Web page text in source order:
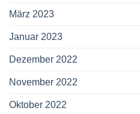
März 2023
Januar 2023
Dezember 2022
November 2022
Oktober 2022